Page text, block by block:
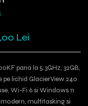
Lei
pana la 5.3GHz, 32GB,
pe lichid GlacierView 240
Wi-Fi 6 si Windows 11
multitasking si